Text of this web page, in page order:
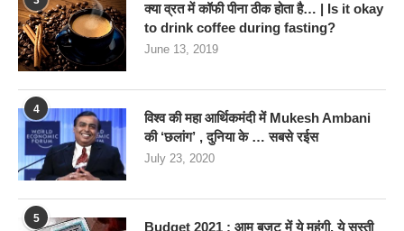
क्या व्रत में कॉफी पीना ठीक होता है… | Is it okay
to drink coffee during fasting?
June 13, 2019
4
विश्व की महा आर्थिकमंदी में Mukesh Ambani
की ‘छलांग’ , दुनिया के … सबसे रईस
July 23, 2020
5
Budget 2021 : आम बजट में ये महंगी, ये सस्‍ती